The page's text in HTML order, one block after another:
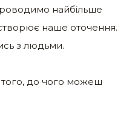
найбільше
наше оточення.
з людьми.
того, до чого можеш